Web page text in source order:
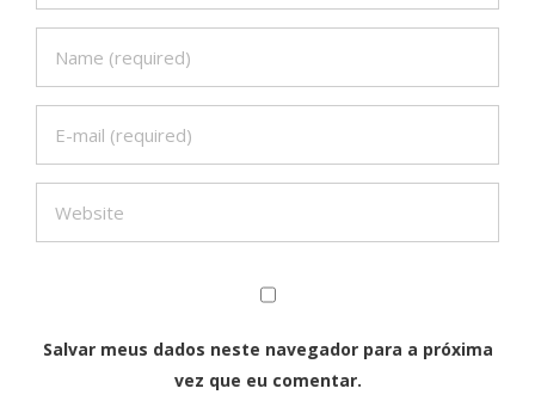
Salvar meus dados neste navegador para a próxima
vez que eu comentar.